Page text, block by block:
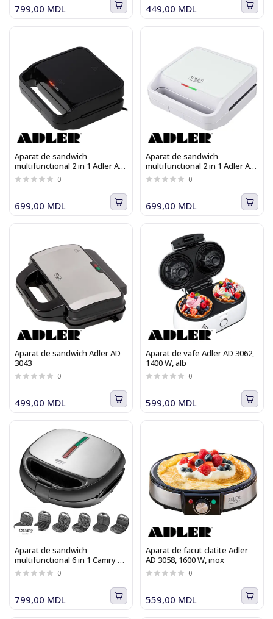
799,00 MDL 449,00 MDL
Aparat de sandwich
multifunctional 2 in 1 Adler AD
3070 b, cu placi
interschimbabile, pentru
0
699,00 MDL
Aparat de sandwich
multifunctional 2 in 1 Adler AD
3070 w, cu placi
interschimbabile, pentru
0
699,00 MDL
Aparat de sandwich Adler AD
3043
0
499,00 MDL
Aparat de vafe Adler AD 3062,
1400 W, alb
0
599,00 MDL
Aparat de sandwich
multifunctional 6 in 1 Camry CR
3057 cu placi interschimbabile,
pentru pregatire waffe, grill,
0
799,00 MDL
Aparat de facut clatite Adler
AD 3058, 1600 W, inox
0
559,00 MDL